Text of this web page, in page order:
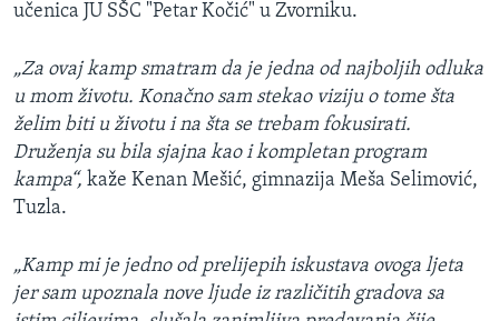
učenica JU SŠC "Petar Kočić" u Zvorniku.
„Za ovaj kamp smatram da je jedna od najboljih odluka
u mom životu. Konačno sam stekao viziju o tome šta
želim biti u životu i na šta se trebam fokusirati.
Druženja su bila sjajna kao i kompletan program
kampa“, kaže Kenan Mešić, gimnazija Meša Selimović,
Tuzla.
„Kamp mi je jedno od prelijepih iskustava ovoga ljeta
jer sam upoznala nove ljude iz različitih gradova sa